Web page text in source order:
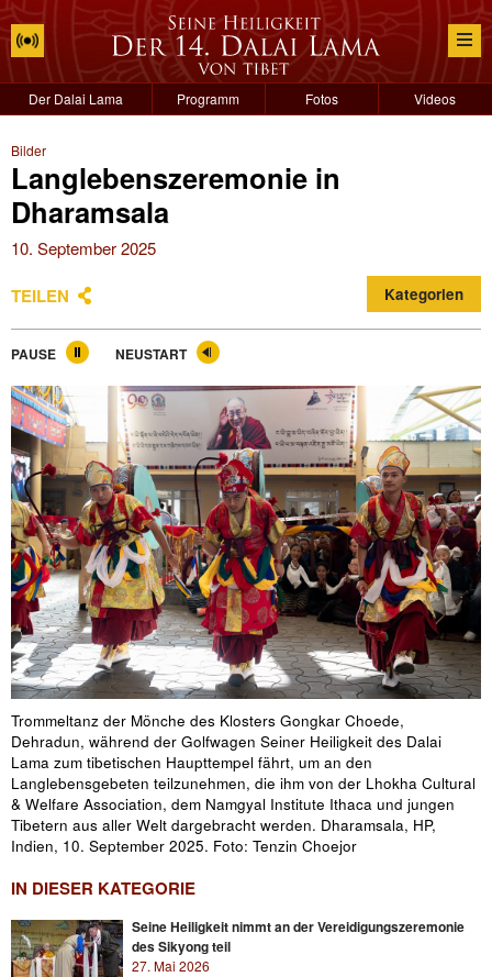
Der Dalai Lama Programm Fotos Videos
Bilder
Langlebenszeremonie in
Dharamsala
10. September 2025
TEILEN Kategorien
PAUSE NEUSTART
Trommeltanz der Mönche des Klosters Gongkar Choede,
Dehradun, während der Golfwagen Seiner Heiligkeit des Dalai
Lama zum tibetischen Haupttempel fährt, um an den
Langlebensgebeten teilzunehmen, die ihm von der Lhokha Cultural
& Welfare Association, dem Namgyal Institute Ithaca und jungen
Tibetern aus aller Welt dargebracht werden. Dharamsala, HP,
Indien, 10. September 2025. Foto: Tenzin Choejor
IN DIESER KATEGORIE
Seine Heiligkeit nimmt an der Vereidigungszeremonie
des Sikyong teil
27. Mai 2026